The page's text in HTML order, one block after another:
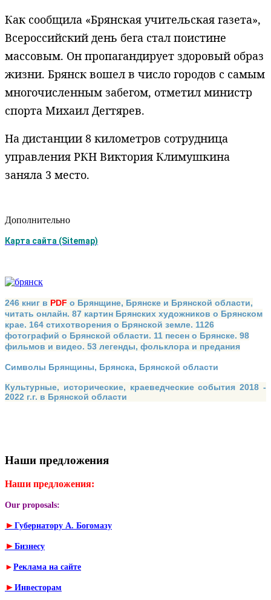
Как сообщила «Брянская учительская газета»,
Всероссийский день бега стал поистине
массовым. Он пропагандирует здоровый образ
жизни. Брянск вошел в число городов с самым
многочисленным забегом, отметил министр
спорта Михаил Дегтярев.
На дистанции 8 километров сотрудница
управления РКН Виктория Климушкина
заняла 3 место.
Дополнительно
Карта сайта (Sitemap)
246 книг в PDF о Брянщине, Брянске и Брянской области,
читать онлайн. 87 картин Брянских художников о Брянском
крае. 164 стихотворения о Брянской земле. 1126
фотографий о Брянской области. 11 песен о Брянске. 98
фильмов и видео. 53 легенды, фольклора и предания
Символы Брянщины, Брянска, Брянской области
Культурные, исторические, краеведческие события 2018 -
2022 г.г. в Брянской области
Наши предложения
Наши предложения:
Our proposals:
► Губернатору А. Богомазу
► Бизнесу
► Реклама на сайте
► Инвесторам